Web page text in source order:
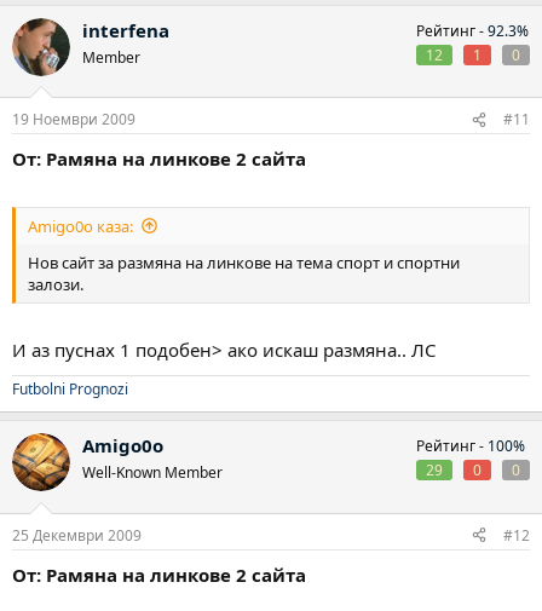
interfena
Member
Рейтинг -92.3%
12
1 0
19 Ноември 2009 #11
От: Рамяна на линкове 2 сайта
Amigo0o каза:
Нов сайт за размяна на линкове на тема спорт и спортни
залози.
И аз пуснах 1 подобен> ако искаш размяна.. ЛС
Futbolni Prognozi
Amigo0o
Well-Known Member
Рейтинг - 100%
29
0 0
25 Декември 2009 #12
От: Рамяна на линкове 2 сайта